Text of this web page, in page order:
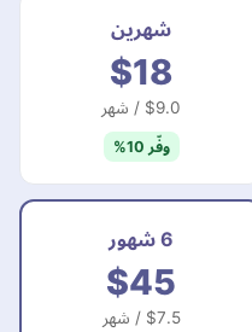
شهرين
$18
$9.0 / شهر
وفّر 10%
6 شهور
$45
$7.5 / شهر